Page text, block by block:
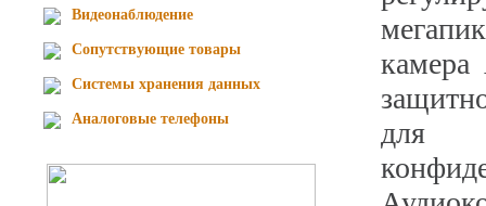
Видеонаблюдение
Сопутствующие товары
Cистемы хранения данных
Аналоговые телефоны
для